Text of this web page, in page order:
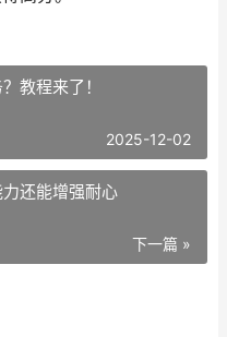
教程来了！
2025-12-02
还能增强耐心
下一篇 »